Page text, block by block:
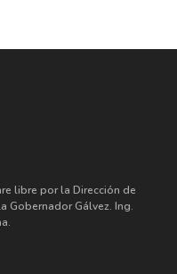
libre por la Dirección de
Gobernador Gálvez. Ing.